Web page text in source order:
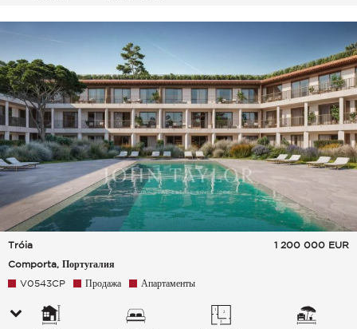
Tróia
Comporta, Португалия
1 200 000 EUR
V0543CP Продажа Апартаменты